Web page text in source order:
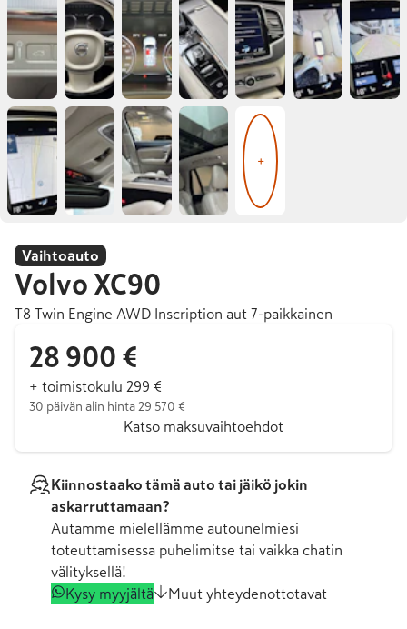
+
Vaihtoauto
Volvo XC90
T8 Twin Engine AWD Inscription aut 7-paikkainen
28 900 €
+ toimistokulu 299 €
30 päivän alin hinta 29 570 €
Katso maksuvaihtoehdot
Kiinnostaako tämä auto tai jäikö jokin
askarruttamaan?
Autamme mielellämme autounelmiesi
toteuttamisessa puhelimitse tai vaikka chatin
välityksellä!
Kysy myyjältä
Muut yhteydenottotavat